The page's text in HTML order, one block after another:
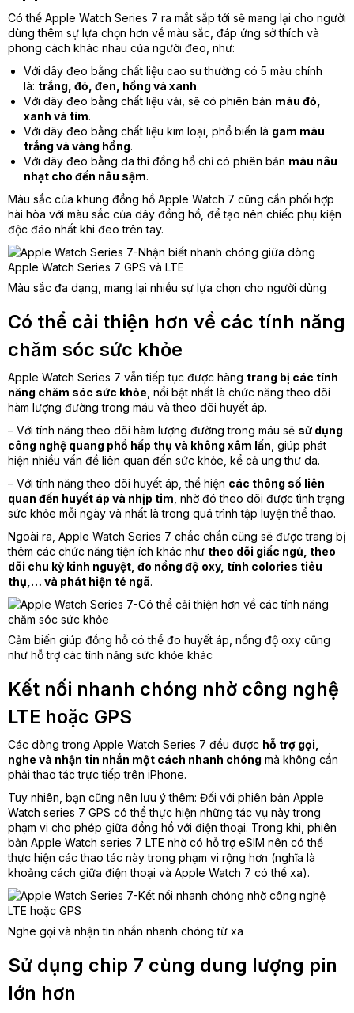
Có thể Apple Watch Series 7 ra mắt sắp tới sẽ mang lại cho người
dùng thêm sự lựa chọn hơn về màu sắc, đáp ứng sở thích và
phong cách khác nhau của người đeo, như:
Với dây đeo bằng chất liệu cao su thường có 5 màu chính
là: trắng, đỏ, đen, hồng và xanh.
Với dây đeo bằng chất liệu vải, sẽ có phiên bản màu đỏ,
xanh và tím.
Với dây đeo bằng chất liệu kim loại, phổ biến là gam màu
trắng và vàng hồng.
Với dây đeo bằng da thì đồng hồ chỉ có phiên bản màu nâu
nhạt cho đến nâu sậm.
Màu sắc của khung đồng hồ Apple Watch 7 cũng cần phối hợp
hài hòa với màu sắc của dây đồng hồ, để tạo nên chiếc phụ kiện
độc đáo nhất khi đeo trên tay.
Màu sắc đa dạng, mang lại nhiều sự lựa chọn cho người dùng
Có thể cải thiện hơn về các tính năng
chăm sóc sức khỏe
Apple Watch Series 7 vẫn tiếp tục được hãng trang bị các tính
năng chăm sóc sức khỏe , nổi bật nhất là chức năng theo dõi
hàm lượng đường trong máu và theo dõi huyết áp.
– Với tính năng theo dõi hàm lượng đường trong máu sẽ sử dụng
công nghệ quang phổ hấp thụ và không xâm lấn , giúp phát
hiện nhiều vấn đề liên quan đến sức khỏe, kể cả ung thư da.
– Với tính năng theo dõi huyết áp, thể hiện các thông số liên
quan đến huyết áp và nhịp tim , nhờ đó theo dõi được tình trạng
sức khỏe mỗi ngày và nhất là trong quá trình tập luyện thể thao.
Ngoài ra, Apple Watch Series 7 chắc chắn cũng sẽ được trang bị
thêm các chức năng tiện ích khác như theo dõi giấc ngủ, theo
dõi chu kỳ kinh nguyệt, đo nồng độ oxy, tính colories tiêu
thụ,… và phát hiện té ngã.
Cảm biến giúp đồng hỗ có thể đo huyết áp, nồng độ oxy cũng
như hỗ trợ các tính năng sức khỏe khác
Kết nối nhanh chóng nhờ công nghệ
LTE hoặc GPS
Các dòng trong Apple Watch Series 7 đều được hỗ trợ gọi,
nghe và nhận tin nhắn một cách nhanh chóng mà không cần
phải thao tác trực tiếp trên iPhone.
Tuy nhiên, bạn cũng nên lưu ý thêm: Đối với phiên bản Apple
Watch series 7 GPS có thể thực hiện những tác vụ này trong
phạm vi cho phép giữa đồng hồ với điện thoại. Trong khi, phiên
bản Apple Watch series 7 LTE nhờ có hỗ trợ eSIM nên có thể
thực hiện các thao tác này trong phạm vi rộng hơn (nghĩa là
khoảng cách giữa điện thoại và Apple Watch 7 có thể xa).
Nghe gọi và nhận tin nhắn nhanh chóng từ xa
Sử dụng chip 7 cùng dung lượng pin
lớn hơn